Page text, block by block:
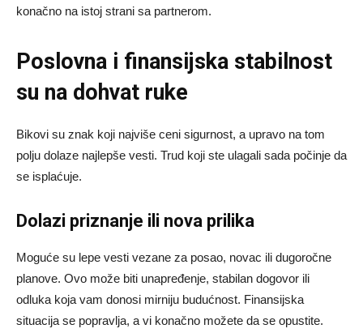
konačno na istoj strani sa partnerom.
Poslovna i finansijska stabilnost
su na dohvat ruke
Bikovi su znak koji najviše ceni sigurnost, a upravo na tom
polju dolaze najlepše vesti. Trud koji ste ulagali sada počinje da
se isplaćuje.
Dolazi priznanje ili nova prilika
Moguće su lepe vesti vezane za posao, novac ili dugoročne
planove. Ovo može biti unapređenje, stabilan dogovor ili
odluka koja vam donosi mirniju budućnost. Finansijska
situacija se popravlja, a vi konačno možete da se opustite.